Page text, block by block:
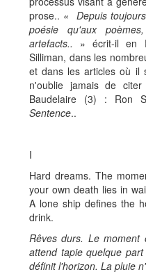
prose.. « Depuis
poésie qu'aux
artefacts.. » écrit-il en
Silliman, dans les
et dans les articles où il
n'oublie jamais de
Baudelaire (3) : Ron
Sentence..
I
Hard dreams. The
your own death lies in
A lone ship defines the
drink.
Rêves durs. Le
attend tapie quelque
définit l'horizon. La pluie